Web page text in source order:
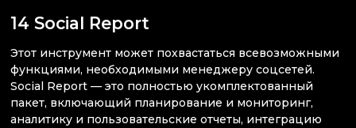
14 Social Report
Этот инструмент может похвастаться всевозможными
функциями, необходимыми менеджеру соцсетей.
Social Report — это полностью укомплектованный
пакет, включающий планирование и мониторинг,
аналитику и пользовательские отчеты, интеграцию